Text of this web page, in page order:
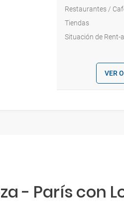
Tiendas
VER
- París con